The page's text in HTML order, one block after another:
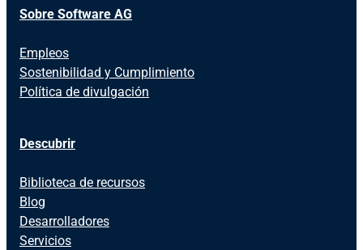
Sobre Software AG
Empleos
Sostenibilidad y Cumplimiento
Política de divulgación
Descubrir
Biblioteca de recursos
Blog
Desarrolladores
Servicios